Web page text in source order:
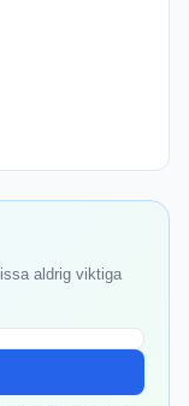
aldrig viktiga